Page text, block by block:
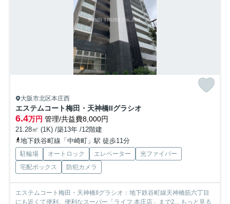
大阪市北区本庄西
エステムコート梅田・天神橋IIグラシオ
6.4万円 管理/共益費8,000円
21.28㎡ (1K) /築13年 /12階建
地下鉄谷町線「中崎町」駅 徒歩11分
駐輪場 オートロック エレベーター
光ファイバー
宅配ボックス
防犯カメラ
エステムコート梅田・天神橋IIグラシオ：地下鉄谷町線天神橋筋六丁目
にも近くて便利。便利なスーパー「ライフ 本庄店」まで2... もっと見る